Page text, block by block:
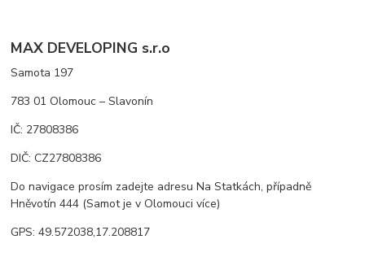
MAX DEVELOPING s.r.o
Samota 197
783 01 Olomouc – Slavonín
IČ: 27808386
DIČ: CZ27808386
Do navigace prosím zadejte adresu Na Statkách, případně
Hněvotín 444 (Samot je v Olomouci více)
GPS: 49.572038,17.208817